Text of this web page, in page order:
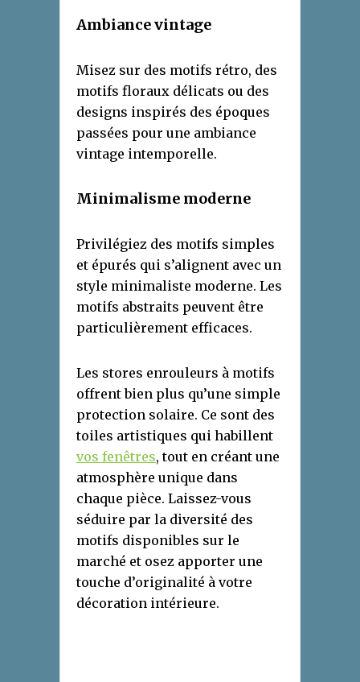
Ambiancevintage
Misez sur des motifs rétro, des
motifs floraux délicats ou des
designs inspirés des époques
passées pour une ambiance
vintage intemporelle.
Minimalisme moderne
Privilégiez des motifs simples
et épurés qui s’alignent avec un
style minimaliste moderne. Les
motifs abstraits peuvent être
particulièrement efficaces.
Les stores enrouleurs à motifs
offrent bien plus qu’une simple
protection solaire. Ce sont des
toiles artistiques qui habillent
vos fenêtres, tout en créant une
atmosphère unique dans
chaque pièce. Laissez-vous
séduire par la diversité des
motifs disponibles sur le
marché et osez apporter une
touche d’originalité à votre
décoration intérieure.